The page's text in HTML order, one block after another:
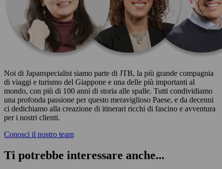
Noi di Japanspecialist siamo parte di JTB, la più grande compagnia
di viaggi e turismo del Giappone e una delle più importanti al
mondo, con più di 100 anni di storia alle spalle. Tutti condividiamo
una profonda passione per questo meraviglioso Paese, e da decenni
ci dedichiamo alla creazione di itinerari ricchi di fascino e avventura
per i nostri clienti.
Conosci il nostro team
Ti potrebbe interessare anche...